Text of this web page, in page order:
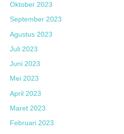
Oktober 2023
September 2023
Agustus 2023
Juli 2023
Juni 2023
Mei 2023
April 2023
Maret 2023
Februari 2023